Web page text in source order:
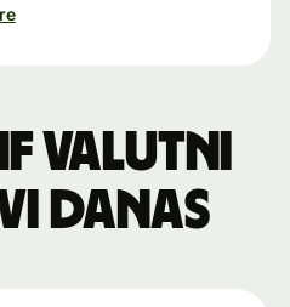
valutni
danas